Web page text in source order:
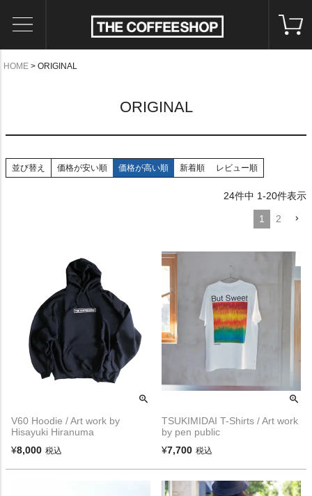
HOME ORIGINAL
ORIGINAL
並び替え 価格が安い順 価格が高い順 新着順 レビュー順
24件中 1-20件表示
1 2
V60 Hoodie / Art work by
Hisayuki Hiranuma
¥8,000 税込
TSUKIMIDAI T-Shirts / Art work
by pen public
¥7,700 税込